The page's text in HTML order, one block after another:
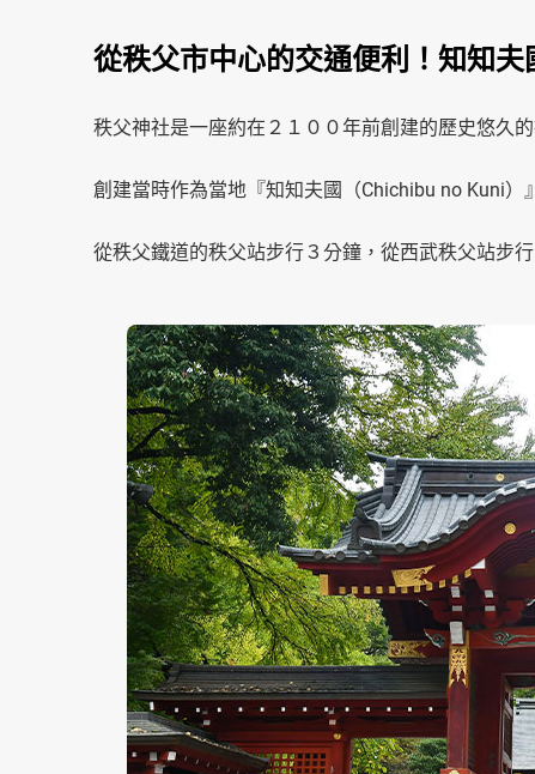
從秩父市中心的交通便利！知知夫
秩父神社是一座約在２１００年前創建的歷史悠久的
創建當時作為當地『知知夫國（Chichibu no Kuni）
從秩父鐵道的秩父站步行３分鐘，從西武秩父站步